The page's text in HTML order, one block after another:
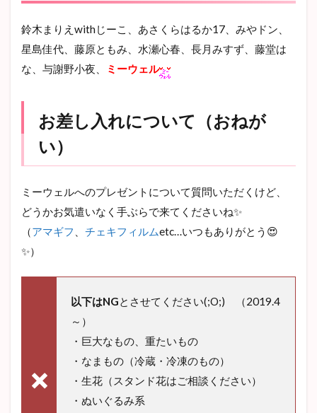
鈴木まりえwithじーこ、あさくらはるか17、みやドン、
星島佳代、藤原ともみ、水瀬心春、長月みすず、藤堂は
な、与謝野小夜、
ミーウェル
お差し入れについて（おねが
い）
ミーウェルへのプレゼントについて質問いただくけど、
どうかお気遣いなく手ぶらで来てくださいね✨
（アマギフ チェキフィルムetc…いつもありがとう😍
✨）
以下はNGとさせてください(;O;) （2019.4
～）
・巨大なもの、重たいもの
・なまもの（冷蔵・冷凍のもの）
・生花（スタンド花はご相談ください）
・ぬいぐるみ系